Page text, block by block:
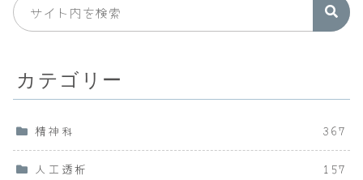
カテゴリー
精神科 367
人工透析 157